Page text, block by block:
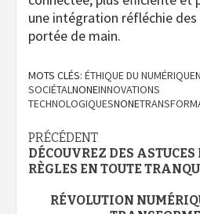
une intégration réfléchie
portée de main.
MOTS CLÉS: ÉTHIQUE DU NUMÉRIQUE
SOCIÉTALNONEINNOVATIONS
TECHNOLOGIQUESNONE
Navigation
d’article
PRÉCÉDENT
DÉCOUVREZ DES
RÈGLES EN TOUTE
RÉVOLUTION